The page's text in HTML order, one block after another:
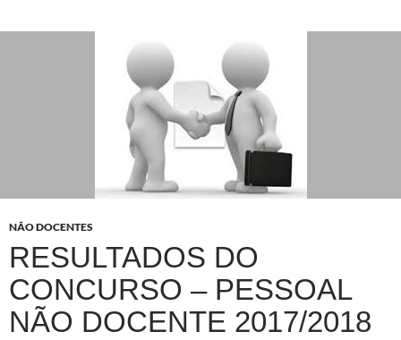
NÃO DOCENTES
RESULTADOS DO
CONCURSO – PESSOAL
NÃO DOCENTE 2017/2018